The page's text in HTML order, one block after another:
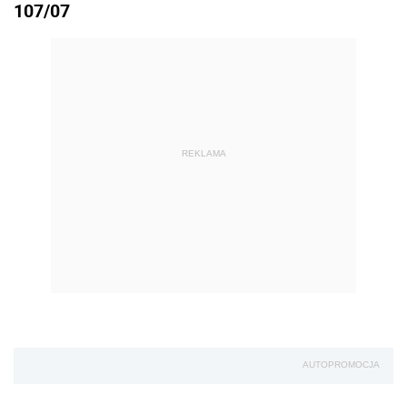
107/07
REKLAMA
AUTOPROMOCJA